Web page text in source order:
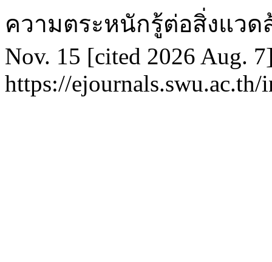
ความตระหนักรู้ต่อสิ่งแวดล้
Nov. 15 [cited 2026 Aug.
https://